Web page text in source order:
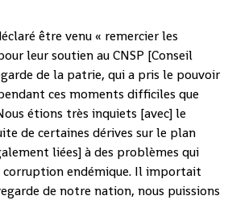
être venu « remercier les
leur soutien au CNSP [Conseil
de la patrie, qui a pris le pouvoir
ces moments difficiles que
étions très inquiets [avec] le
de certaines dérives sur le plan
liées] à des problèmes qui
corruption endémique. Il importait
de notre nation, nous puissions